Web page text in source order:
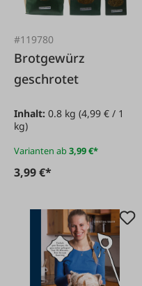
#119780
Brotgewürz
geschrotet
Inhalt: 0.8 kg (4,99 € / 1
kg)
Varianten ab3,99 €*
3,99 €*